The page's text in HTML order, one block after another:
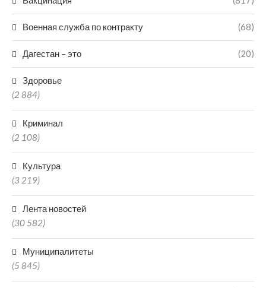
Военная служба по контракту (68)
Дагестан – это (20)
Здоровье
(2 884)
Криминал
(2 108)
Культура
(3 219)
Лента новостей
(30 582)
Муниципалитеты
(5 845)